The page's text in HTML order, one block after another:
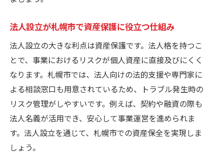
札幌市の創業補助金が個人事業主に有利な
法人設立と札幌市の支援制度徹底解説
法人設立を後押しする札幌市の支援制度一
覧
法人設立の手続きで使える札幌市のサービ
ス
札幌市の創業促進補助金と法人設立の関係
法人設立が札幌市で資産保護に役立つ仕組み
法人設立の大きな利点は資産保護です。法人格を持つこ
とで、事業におけるリスクが個人資産に直接及びにくく
なります。札幌市では、法人向けの法的支援や専門家に
よる相談窓口も用意されているため、トラブル発生時の
リスク管理がしやすいです。例えば、契約や融資の際も
法人名義が活用でき、安心して事業運営を進められま
す。法人設立を通じて、札幌市での資産保全を実現しま
しょう。